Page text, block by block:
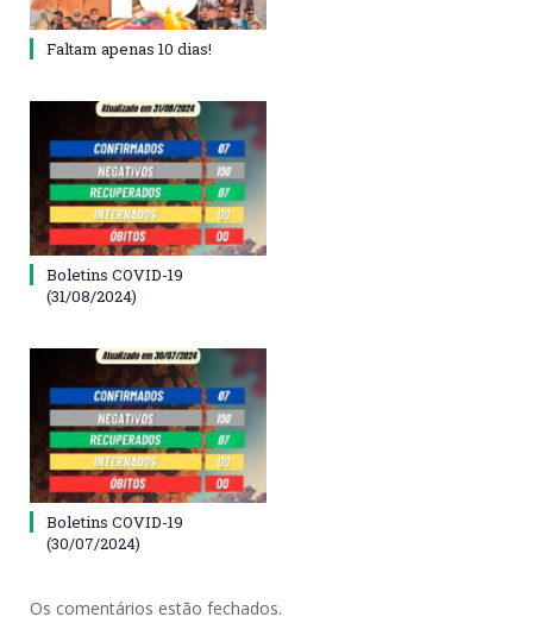
Faltam apenas 10 dias!
Boletins COVID-19
(31/08/2024)
Boletins COVID-19
(30/07/2024)
Os comentários estão fechados.